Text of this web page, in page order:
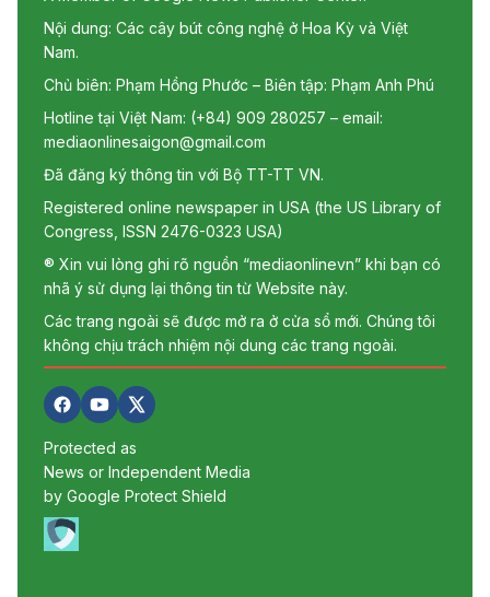
Nội dung: Các cây bút công nghệ ở Hoa Kỳ và Việt
Nam.
Chủ biên: Phạm Hồng Phước – Biên tập: Phạm Anh Phú
Hotline tại Việt Nam: (+84) 909 280257 – email:
mediaonlinesaigon@gmail.com
Đã đăng ký thông tin với Bộ TT-TT VN.
Registered online newspaper in USA (the US Library of
Congress, ISSN 2476-0323 USA)
® Xin vui lòng ghi rõ nguồn “mediaonlinevn” khi bạn có
nhã ý sử dụng lại thông tin từ Website này.
Các trang ngoài sẽ được mở ra ở cửa sổ mới. Chúng tôi
không chịu trách nhiệm nội dung các trang ngoài.
Protected as
News or Independent Media
by Google Protect Shield